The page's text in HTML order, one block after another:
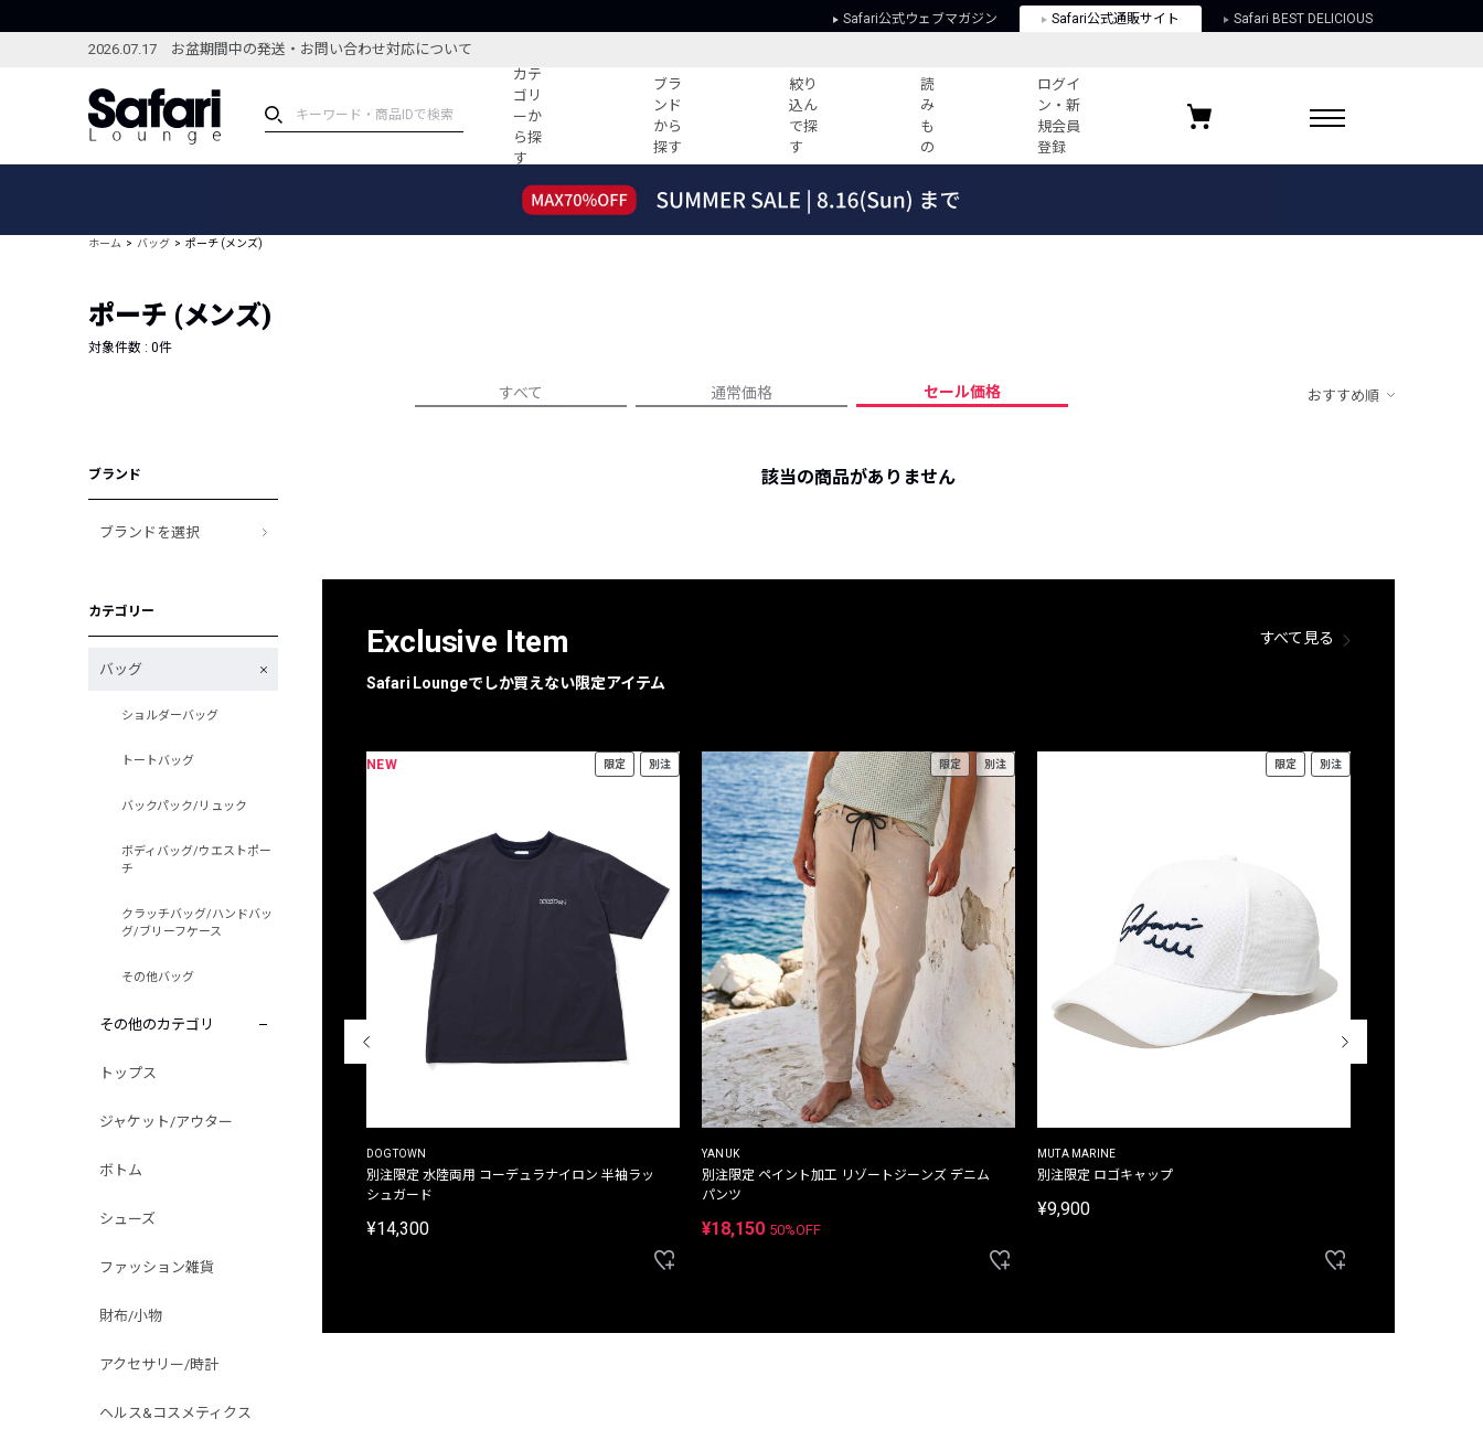
Safari公式ウェブマガジン Safari公式通販サイト Safari BEST DELICIOUS
2026.07.17 お盆期間中の発送・お問い合わせ対応について
カテ
ゴリ
ーか
ら探
す
ブラ
ンド
から
探す
絞り
込ん
で探
す
読
み
も
の
ログイ
ン・新
規会員
登録
ブランドから探す
新着アイテム
編集部のおすすめアイテム
すべての記事
人気記事ランキング
フォーカスブランド
プライバシーポリシー
お気に入りブランド
ホーム バッグ ポーチ (メンズ)
ポーチ (メンズ)
対象件数 : 0件
すべて 通常価格 セール価格 おすすめ順
ブランド
ブランドを選択
カテゴリー
バッグ
ショルダーバッグ
トートバッグ
バックパック/リュック
ボディバッグ/ウエストポー
チ
クラッチバッグ/ハンドバッ
グ/ブリーフケース
その他バッグ
その他のカテゴリ
トップス
ジャケット/アウター
ボトム
シューズ
ファッション雑貨
財布/小物
アクセサリー/時計
ヘルス&コスメティクス
該当の商品がありません
Exclusive Item
Safari Loungeでしか買えない限定アイテム
すべて見る
別注限定 ピグメントダイ バックプリント サーフ
NEW 限定 別注
DOGTOWN
別注限定 水陸両用 コーデュラナイロン 半袖ラッ
シュガード
¥14,300
限定 別注
YANUK
別注限定 ペイント加工 リゾートジーンズ デニム
パンツ
¥18,150 50%OFF
限定 別注
MUTA MARINE
別注限定 ロゴキャップ
¥9,900